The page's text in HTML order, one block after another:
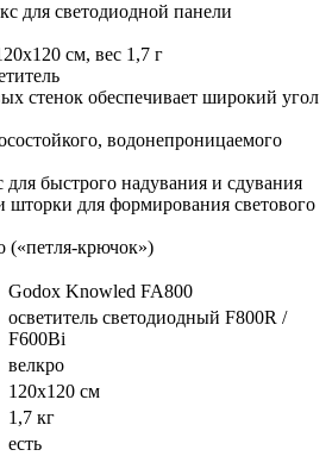
для светодиодной панели
см, вес 1,7 г
стенок обеспечивает широкий угол
водонепроницаемого
быстрого надувания и сдувания
шторки для формирования светового
(«петля-крючок»)
Godox Knowled FA800
осветитель светодиодный F800R /
F600Bi
велкро
120х120 см
1,7 кг
есть